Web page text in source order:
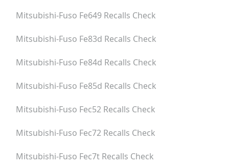
Mitsubishi-Fuso Fe649 Recalls Check
Mitsubishi-Fuso Fe83d Recalls Check
Mitsubishi-Fuso Fe84d Recalls Check
Mitsubishi-Fuso Fe85d Recalls Check
Mitsubishi-Fuso Fec52 Recalls Check
Mitsubishi-Fuso Fec72 Recalls Check
Mitsubishi-Fuso Fec7t Recalls Check